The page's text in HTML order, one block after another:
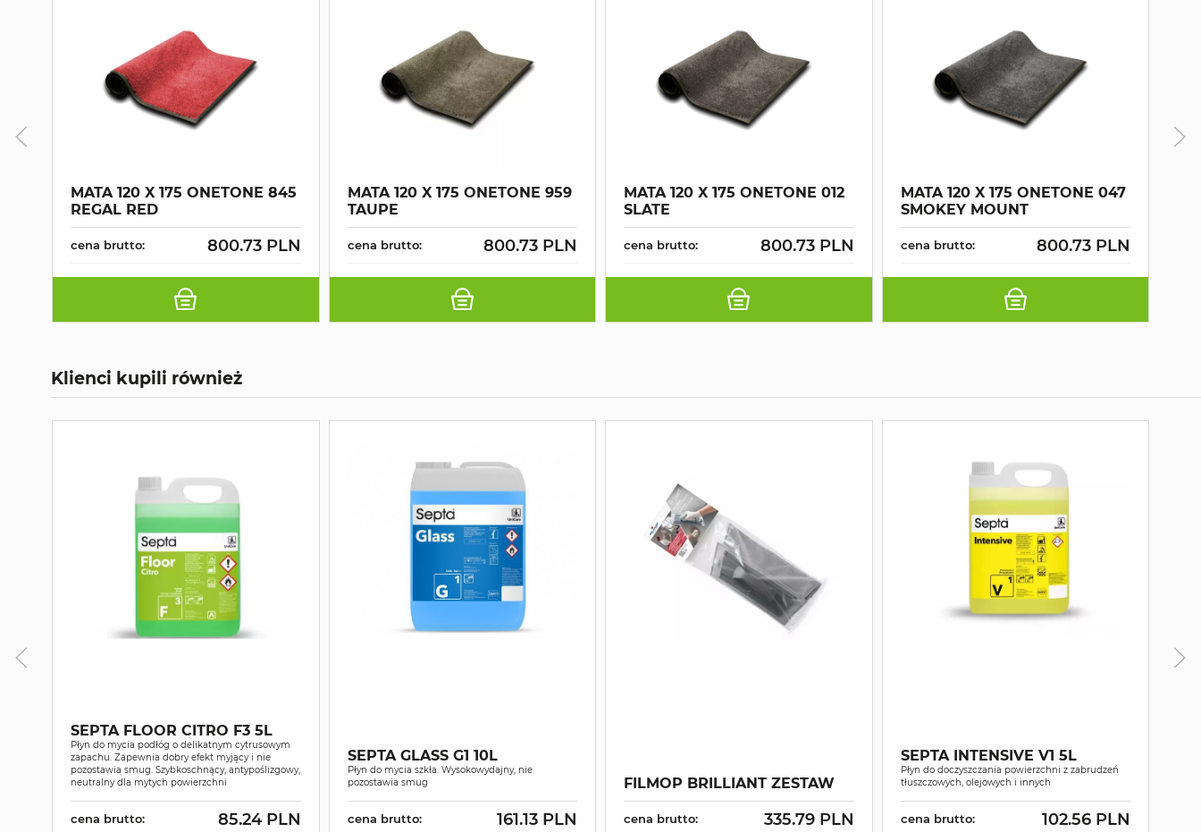
MATA 120 X 175 ONETONE 845
REGAL RED
cena brutto: 800.73 PLN
MATA 120 X 175 ONETONE 959
TAUPE
cena brutto: 800.73 PLN
MATA 120 X 175 ONETONE 012
SLATE
cena brutto: 800.73 PLN
MATA 120 X 175 ONETONE 047
SMOKEY MOUNT
cena brutto: 800.73 PLN
Klienci kupili również
SEPTA FLOOR CITRO F3 5L
Płyn do mycia podłóg o delikatnym cytrusowym
zapachu. Zapewnia dobry efekt myjący i nie
pozostawia smug. Szybkoschnący, antypoślizgowy,
neutralny dla mytych powierzchni
cena brutto: 85.24 PLN
SEPTA GLASS G1 10L
Płyn do mycia szkła. Wysokowydajny, nie
pozostawia smug
cena brutto: 161.13 PLN
FILMOP BRILLIANT ZESTAW
cena brutto: 335.79 PLN
SEPTA INTENSIVE V1 5L
Płyn do doczyszczania powierzchni z zabrudzeń
tłuszczowych, olejowych i innych
cena brutto: 102.56 PLN